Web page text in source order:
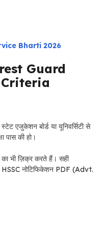
Bharti 2026
Guard
एजुकेशन बोर्ड या यूनिवर्सिटी से
पास की हो।
भी ज़िक्र करते हैं। सही
नोटिफिकेशन PDF (Advt.